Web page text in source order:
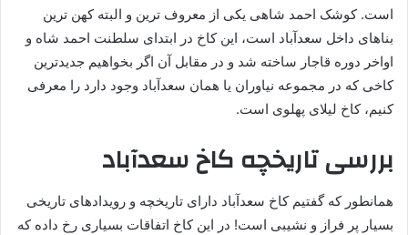
است. کوشک احمد شاهی یکی از معروف ترین و البته کهن ترین
بناهای داخل سعدآباد است، این کاخ در ابتدای سلطنت احمد شاه و
اواخر دوره قاجار ساخته شد و در مقابل آن اگر بخواهیم جدیدترین
کاخی که در مجموعه نیاوران یا همان سعدآباد وجود دارد را معرفی
کنیم، کاخ لیلای پهلوی است.
بررسی تاریخچه کاخ سعدآباد
همانطور که گفتیم کاخ سعدآباد دارای تاریخچه و رویدادهای تاریخی
بسیار پر فراز و نشیبی است! در این کاخ اتفاقات بسیاری رخ داده که